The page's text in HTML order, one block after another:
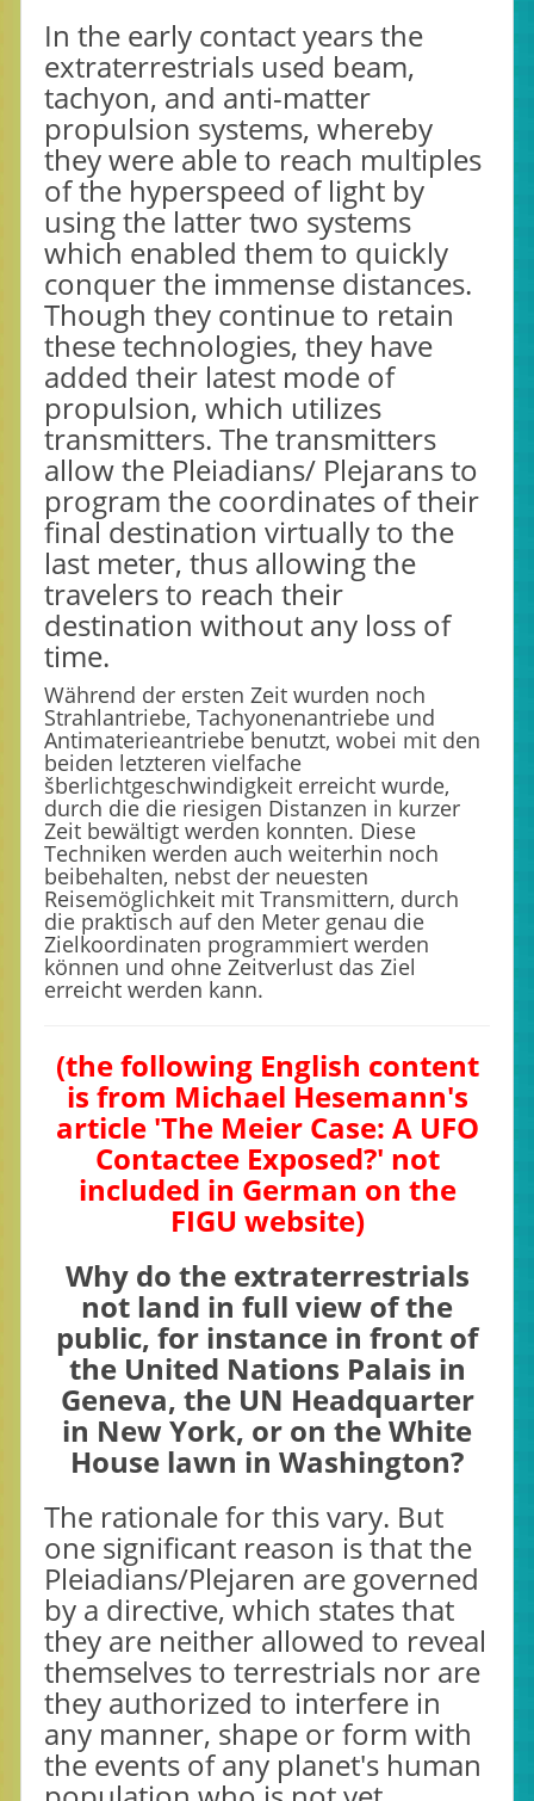
In the early contact years the
extraterrestrials used beam,
tachyon, and anti-matter
propulsion systems, whereby
they were able to reach multiples
of the hyperspeed of light by
using the latter two systems
which enabled them to quickly
conquer the immense distances.
Though they continue to retain
these technologies, they have
added their latest mode of
propulsion, which utilizes
transmitters. The transmitters
allow the Pleiadians/ Plejarans to
program the coordinates of their
final destination virtually to the
last meter, thus allowing the
travelers to reach their
destination without any loss of
time.
Während der ersten Zeit wurden noch
Strahlantriebe, Tachyonenantriebe und
Antimaterieantriebe benutzt, wobei mit den
beiden letzteren vielfache
šberlichtgeschwindigkeit erreicht wurde,
durch die die riesigen Distanzen in kurzer
Zeit bewältigt werden konnten. Diese
Techniken werden auch weiterhin noch
beibehalten, nebst der neuesten
Reisemöglichkeit mit Transmittern, durch
die praktisch auf den Meter genau die
Zielkoordinaten programmiert werden
können und ohne Zeitverlust das Ziel
erreicht werden kann.
(the following English content
is from Michael Hesemann's
article 'The Meier Case: A UFO
Contactee Exposed?' not
included in German on the
FIGU website)
Why do the extraterrestrials
not land in full view of the
public, for instance in front of
the United Nations Palais in
Geneva, the UN Headquarter
in New York, or on the White
House lawn in Washington?
The rationale for this vary. But
one significant reason is that the
Pleiadians/Plejaren are governed
by a directive, which states that
they are neither allowed to reveal
themselves to terrestrials nor are
they authorized to interfere in
any manner, shape or form with
the events of any planet's human